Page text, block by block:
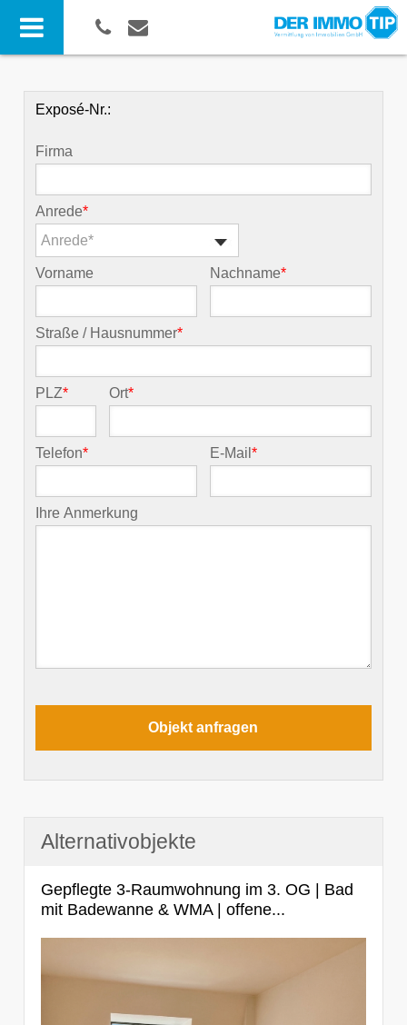
Exposé-Nr.:
Firma
Anrede*
Anrede*
Vorname Nachname*
Straße / Hausnummer*
PLZ* Ort*
Telefon* E-Mail*
Ihre Anmerkung
Alternativobjekte
Gepflegte 3-Raumwohnung im 3. OG | Bad
mit Badewanne & WMA | offene...